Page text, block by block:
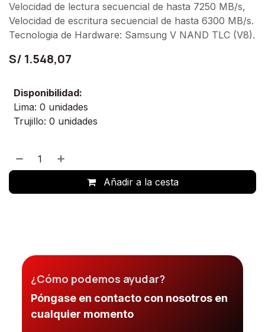
Velocidad de lectura secuencial de hasta 7250 MB/s,
Velocidad de escritura secuencial de hasta 6300 MB/s.
Tecnologia de Hardware: Samsung V NAND TLC (V8).
S/ 1.548,07
Disponibilidad:
Lima: 0 unidades
Trujillo: 0 unidades
Añadir a la cesta
¿Cómo podemos ayudar?
Póngase en contacto con nosotros en
cualquier momento